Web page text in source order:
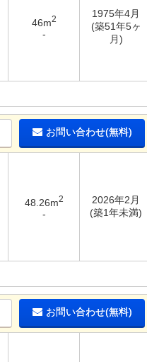
46m2
-
1975年4月
(築51年5ヶ
月)
お問い合わせ(無料)
48.26m2
-
2026年2月
(築1年未満)
お問い合わせ(無料)